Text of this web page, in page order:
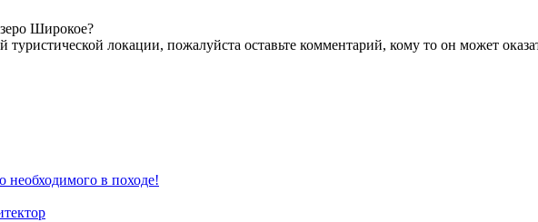
Широкое?
локации, пожалуйста оставьте комментарий, кому то он может
необходимого в походе!